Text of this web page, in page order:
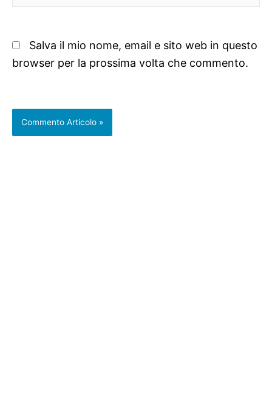
web
Salva il mio nome, email e sito web in questo
browser per la prossima volta che commento.